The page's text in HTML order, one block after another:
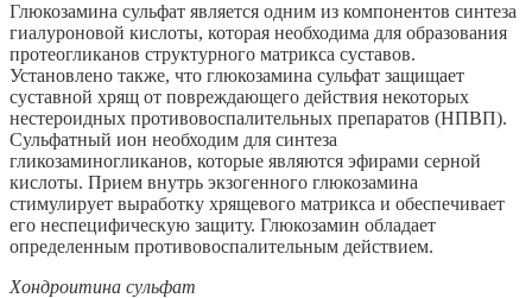
Глюкозамина сульфат является одним из компонентов синтеза
гиалуроновой кислоты, которая необходима для образования
протеогликанов структурного матрикса суставов.
Установлено также, что глюкозамина сульфат защищает
суставной хрящ от повреждающего действия некоторых
нестероидных противовоспалительных препаратов (НПВП).
Сульфатный ион необходим для синтеза
гликозаминогликанов, которые являются эфирами серной
кислоты. Прием внутрь экзогенного глюкозамина
стимулирует выработку хрящевого матрикса и обеспечивает
его неспецифическую защиту. Глюкозамин обладает
определенным противовоспалительным действием.
Хондроитина сульфат